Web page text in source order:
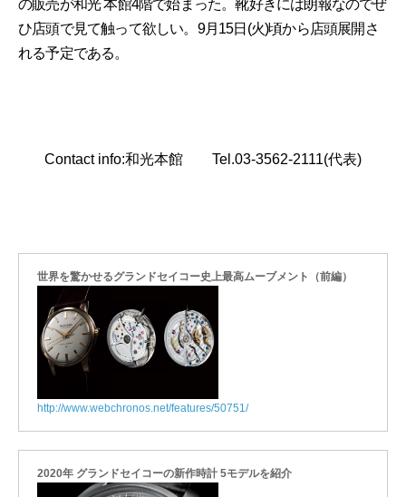
の販売が和光 本館4階で始まった。靴好きには朗報なのでぜ
ひ店頭で見て触って欲しい。9月15日(火)頃から店頭展開さ
れる予定である。
Contact info:和光本館 Tel.03-3562-2111(代表)
世界を驚かせるグランドセイコー史上最高ムーブメント（前編）
http://www.webchronos.net/features/50751/
2020年 グランドセイコーの新作時計 5モデルを紹介